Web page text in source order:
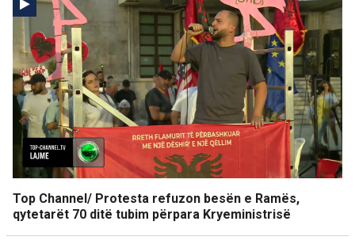
Top Channel/ Protesta refuzon besën e Ramës,
qytetarët 70 ditë tubim përpara Kryeministrisë